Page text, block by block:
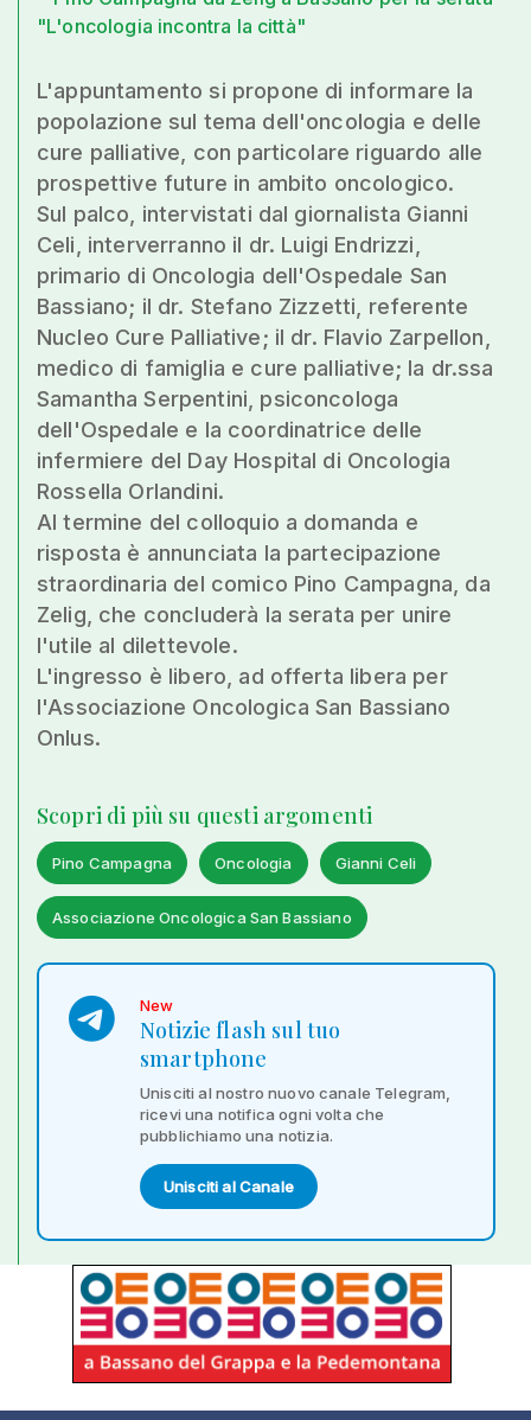
"L'oncologia incontra la città"
L'appuntamento si propone di informare la
popolazione sul tema dell'oncologia e delle
cure palliative, con particolare riguardo alle
prospettive future in ambito oncologico.
Sul palco, intervistati dal giornalista Gianni
Celi, interverranno il dr. Luigi Endrizzi,
primario di Oncologia dell'Ospedale San
Bassiano; il dr. Stefano Zizzetti, referente
Nucleo Cure Palliative; il dr. Flavio Zarpellon,
medico di famiglia e cure palliative; la dr.ssa
Samantha Serpentini, psiconcologa
dell'Ospedale e la coordinatrice delle
infermiere del Day Hospital di Oncologia
Rossella Orlandini.
Al termine del colloquio a domanda e
risposta è annunciata la partecipazione
straordinaria del comico Pino Campagna, da
Zelig, che concluderà la serata per unire
l'utile al dilettevole.
L'ingresso è libero, ad offerta libera per
l'Associazione Oncologica San Bassiano
Onlus.
Scopri di più su questi argomenti
Pino Campagna Oncologia Gianni Celi
Associazione Oncologica San Bassiano
New
Notizie flash sul tuo
smartphone
Unisciti al nostro nuovo canale Telegram,
ricevi una notifica ogni volta che
pubblichiamo una notizia.
Unisciti al Canale